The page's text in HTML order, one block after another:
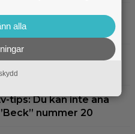
komedi intar
genialiskt manus”
Tom Hardy gör sin
drama från 2013
tips: Du kan inte ana
nummer 20
alla